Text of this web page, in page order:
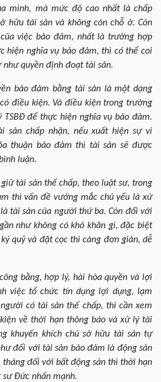
mình, mà mức độ cao nhất là chấp
hữu tài sản và không còn chỗ ở. Còn
việc bảo đảm, nhất là trường hợp
hiện nghĩa vụ bảo đảm, thì có thể coi
quyền định đoạt tài sản.
bảo đảm bằng tài sản là một dạng
điều kiện. Và điều kiện trong trường
để thực hiện nghĩa vụ bảo đảm.
sản chấp nhận, nếu xuất hiện sự vi
thuận bảo đảm thì tài sản sẽ được
luận.
tài sản thế chấp, theo luật sư, trong
thì vấn đề vướng mắc chủ yếu là xử
tài sản của người thứ ba. Còn đối với
như không có khó khăn gì, đặc biệt
quỹ và đặt cọc thì càng đơn giản, dễ
bằng, hợp lý, hài hòa quyền và lợi
việc tổ chức tín dụng lợi dụng, lạm
có tài sản thế chấp, thì cần xem
về thời hạn thông báo và xử lý tài
khuyến khích chủ sở hữu tài sản tự
đối với tài sản bảo đảm là động sản
đối với bất động sản thì thời hạn
Đức nhấn mạnh.